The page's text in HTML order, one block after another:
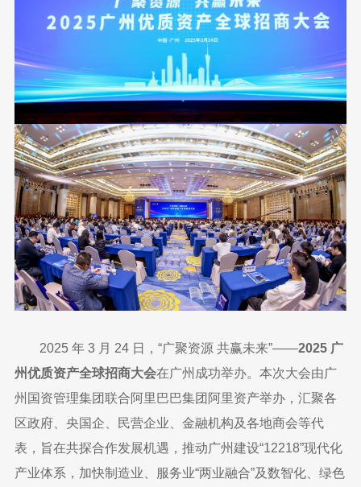
2025 年 3 月 24 日，“广聚资源 共赢未来”——2025 广
州优质资产全球招商大会在广州成功举办。本次大会由广
州国资管理集团联合阿里巴巴集团阿里资产举办，汇聚各
区政府、央国企、民营企业、金融机构及各地商会等代
表，旨在共探合作发展机遇，推动广州建设“12218”现代化
产业体系，加快制造业、服务业“两业融合”及数智化、绿色